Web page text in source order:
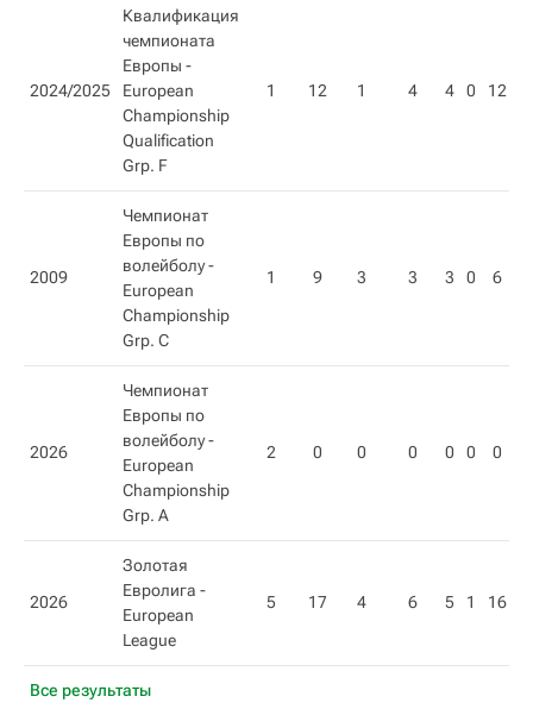
2024/2025
Квалификация
чемпионата
Европы -
European
Championship
Qualification
Grp. F
1 12 1 4 4 0 12
2009
Чемпионат
Европы по
волейболу -
European
Championship
Grp. C
1 9 3 3 3 0 6
2026
Чемпионат
Европы по
волейболу -
European
Championship
Grp. A
2 0 0 0 0 0 0
2026
Золотая
Евролига -
European
League
5 17 4 6 5 1 16
Все результаты